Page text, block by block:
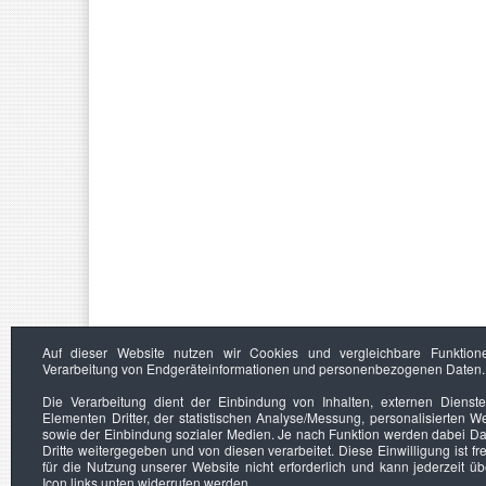
Auf dieser Website nutzen wir Cookies und vergleichbare
Verarbeitung von Endgeräteinformationen und personenbezogenen Daten.
Die Verarbeitung dient der Einbindung von Inhalten, externen
Elementen Dritter, der statistischen Analyse/Messung, personalisierten
sowie der Einbindung sozialer Medien. Je nach Funktion werden dabei
Dritte weitergegeben und von diesen verarbeitet. Diese Einwilligung ist
für die Nutzung unserer Website nicht erforderlich und kann jederzeit
Icon links unten widerrufen werden.